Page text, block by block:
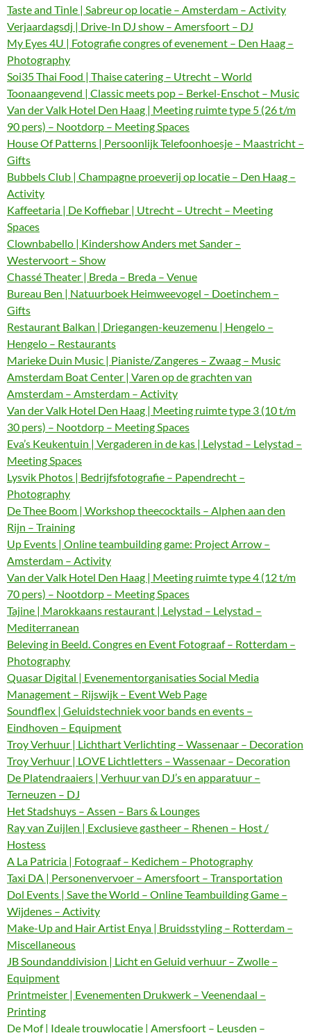
Taste and Tinle | Sabreur op locatie – Amsterdam – Activity
Verjaardagsdj | Drive-In DJ show – Amersfoort – DJ
My Eyes 4U | Fotografie congres of evenement – Den Haag –
Photography
Soi35 Thai Food | Thaise catering – Utrecht – World
Toonaangevend | Classic meets pop – Berkel-Enschot – Music
Van der Valk Hotel Den Haag | Meeting ruimte type 5 (26 t/m
90 pers) – Nootdorp – Meeting Spaces
House Of Patterns | Persoonlijk Telefoonhoesje – Maastricht –
Gifts
Bubbels Club | Champagne proeverij op locatie – Den Haag –
Activity
Kaffeetaria | De Koffiebar | Utrecht – Utrecht – Meeting
Spaces
Clownbabello | Kindershow Anders met Sander –
Westervoort – Show
Chassé Theater | Breda – Breda – Venue
Bureau Ben | Natuurboek Heimweevogel – Doetinchem –
Gifts
Restaurant Balkan | Driegangen-keuzemenu | Hengelo –
Hengelo – Restaurants
Marieke Duin Music | Pianiste/Zangeres – Zwaag – Music
Amsterdam Boat Center | Varen op de grachten van
Amsterdam – Amsterdam – Activity
Van der Valk Hotel Den Haag | Meeting ruimte type 3 (10 t/m
30 pers) – Nootdorp – Meeting Spaces
Eva’s Keukentuin | Vergaderen in de kas | Lelystad – Lelystad –
Meeting Spaces
Lysvik Photos | Bedrijfsfotografie – Papendrecht –
Photography
De Thee Boom | Workshop theecocktails – Alphen aan den
Rijn – Training
Up Events | Online teambuilding game: Project Arrow –
Amsterdam – Activity
Van der Valk Hotel Den Haag | Meeting ruimte type 4 (12 t/m
70 pers) – Nootdorp – Meeting Spaces
Tajine | Marokkaans restaurant | Lelystad – Lelystad –
Mediterranean
Beleving in Beeld. Congres en Event Fotograaf – Rotterdam –
Photography
Quasar Digital | Evenementorganisaties Social Media
Management – Rijswijk – Event Web Page
Soundflex | Geluidstechniek voor bands en events –
Eindhoven – Equipment
Troy Verhuur | Lichthart Verlichting – Wassenaar – Decoration
Troy Verhuur | LOVE Lichtletters – Wassenaar – Decoration
De Platendraaiers | Verhuur van DJ’s en apparatuur –
Terneuzen – DJ
Het Stadshuys – Assen – Bars & Lounges
Ray van Zuijlen | Exclusieve gastheer – Rhenen – Host /
Hostess
A La Patricia | Fotograaf – Kedichem – Photography
Taxi DA | Personenvervoer – Amersfoort – Transportation
Dol Events | Save the World – Online Teambuilding Game –
Wijdenes – Activity
Make-Up and Hair Artist Enya | Bruidsstyling – Rotterdam –
Miscellaneous
JB Soundanddivision | Licht en Geluid verhuur – Zwolle –
Equipment
Printmeister | Evenementen Drukwerk – Veenendaal –
Printing
De Mof | Ideale trouwlocatie | Amersfoort – Leusden –